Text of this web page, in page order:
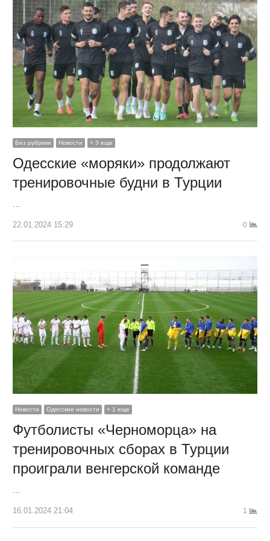
Без рубрики Новости + 3 еще
Одесские «моряки» продолжают
тренировочные будни в Турции
22.01.2024 15:29 0
Новости Одесские новости + 1 еще
Футболисты «Черноморца» на
тренировочных сборах в Турции
проиграли венгерской команде
16.01.2024 21:04 1